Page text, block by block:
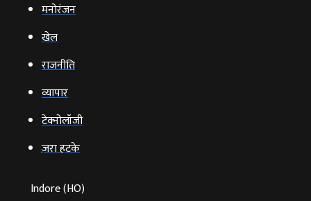
मनोरंजन
खेल
राजनीति
व्‍यापार
टेक्‍नोलॉजी
ज़रा हटके
Indore (HO)